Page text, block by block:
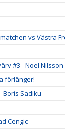
vs Västra
#3 - Noel Nilsson
förlänger!
Boris Sadiku
Cengic